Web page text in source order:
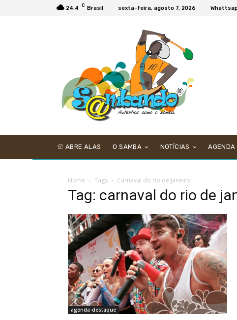
24.4 C Brasil sexta-feira, agosto 7, 2026
ABRE ALAS O SAMBA NOTÍCIAS AGENDA
Home Tags Carnaval do rio de janeiro
Tag: carnaval do rio de
agenda-destaque